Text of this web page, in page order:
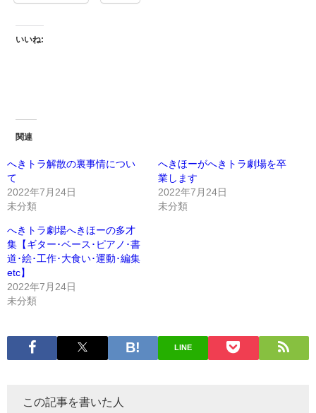
いいね:
関連
へきトラ解散の裏事情につい
て
2022年7月24日
未分類
へきほーがへきトラ劇場を卒
業します
2022年7月24日
未分類
へきトラ劇場へきほーの多才
集【ギター･ベース･ピアノ･書
道･絵･工作･大食い･運動･編集
etc】
2022年7月24日
未分類
LINE
この記事を書いた人